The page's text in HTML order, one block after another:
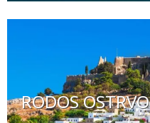
RODOS OSTRVO